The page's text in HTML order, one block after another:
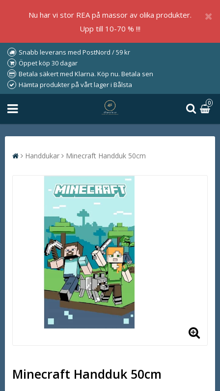
Nu har vi stor REA på massor av olika produkter.
Upp till 10-70 % !!!
Snabb leverans med PostNord / 59 kr
Öppet köp 30 dagar
Betala säkert med Klarna. Köp nu. Betala sen
Hämta produkter på vårt lager i Bålsta
0
Handdukar Minecraft Handduk 50cm
Minecraft Handduk 50cm